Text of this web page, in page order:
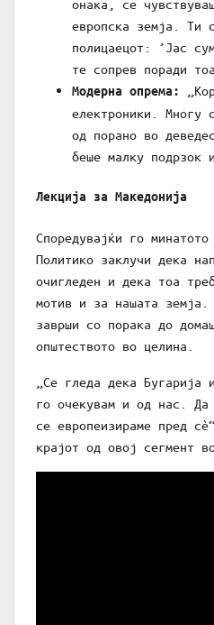
онака, се
европска земја. Ти
полицаецот: ’Јас
те сопрев поради
Модерна опрема:
електроники. Многу
од порано во
беше малку подрзок
Лекција за Македонија
Споредувајќи го
Политико заклучи дека
очигледен и дека тоа
мотив и за нашата земја.
заврши со порака до
општеството во целина.
„Се гледа дека Бугарија
го очекувам и од нас.
се европеизираме пред
крајот од овој сегмент